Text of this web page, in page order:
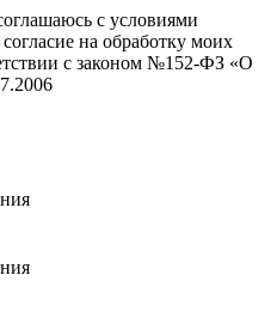
с условиями
на обработку моих
с законом №152-ФЗ «О